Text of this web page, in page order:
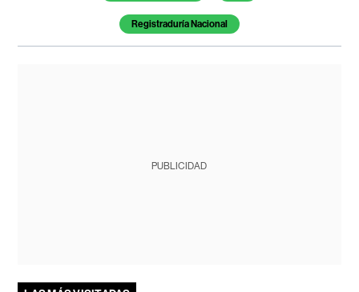
Registraduría Nacional
PUBLICIDAD